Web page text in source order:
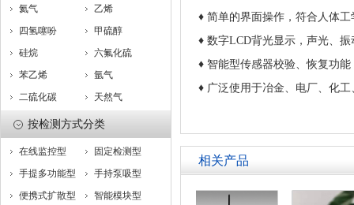
氦气
乙烯
四氢噻吩
甲硫醇
硅烷
六氟化硫
苯乙烯
氩气
二硫化碳
天然气
按检测方式分类
在线监控型
固定检测型
手提多功能型
手持泵吸型
便携式扩散型
智能模块型
♦ 简单的界面操作，符合人体工
♦ 数字LCD背光显示，声光、振
♦ 智能型传感器校验、恢复功
♦ 广泛使用于冶金、电厂、化
相关产品